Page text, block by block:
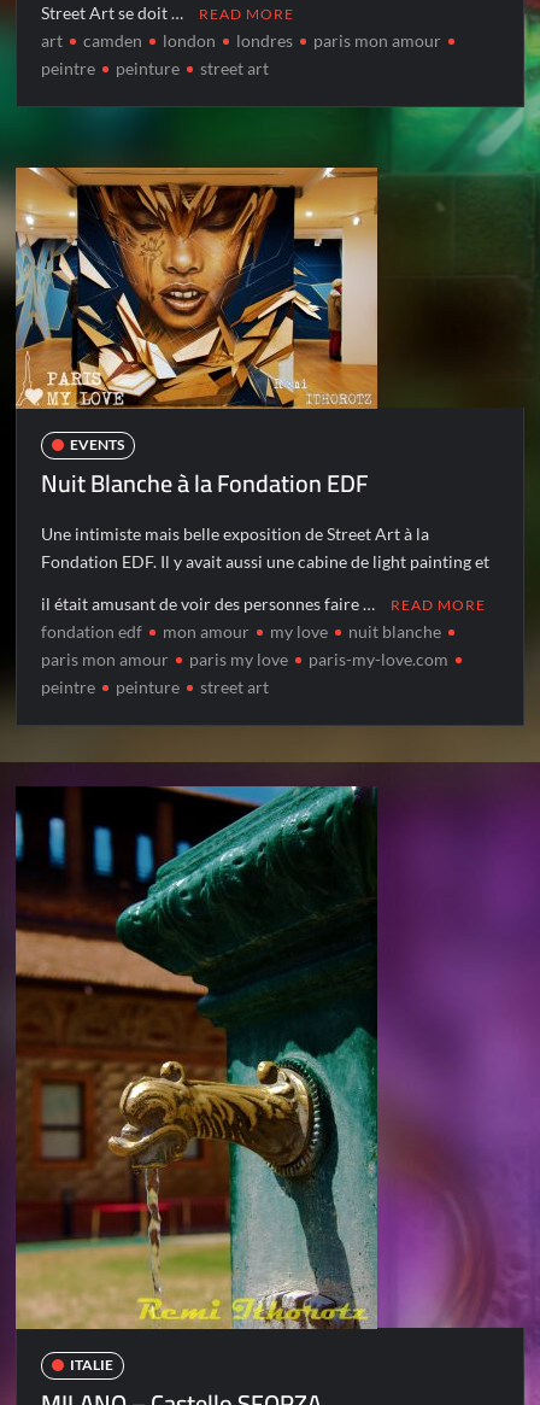
Street Art se doit … READ MORE
art camden london londres
paris mon amour
peintre
peinture street art
EVENTS
Nuit Blanche à la Fondation EDF
Une intimiste mais belle exposition de Street Art à la
Fondation EDF. Il y avait aussi une cabine de light painting et
il était amusant de voir des personnes faire … READ MORE
fondation edf mon amour my love
nuit blanche
paris mon amour
paris my love
paris-my-love.com
peintre
peinture street art
ITALIE